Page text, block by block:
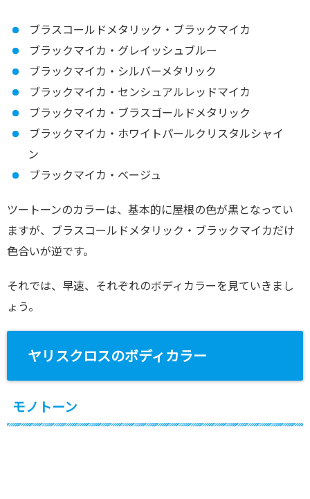
ブラスコールドメタリック・ブラックマイカ
ブラックマイカ・グレイッシュブルー
ブラックマイカ・シルバーメタリック
ブラックマイカ・センシュアルレッドマイカ
ブラックマイカ・ブラスゴールドメタリック
ブラックマイカ・ホワイトパールクリスタルシャイ
ン
ブラックマイカ・ベージュ
ツートーンのカラーは、基本的に屋根の色が黒となってい
ますが、ブラスコールドメタリック・ブラックマイカだけ
色合いが逆です。
それでは、早速、それぞれのボディカラーを見ていきまし
ょう。
ヤリスクロスのボディカラー
モノトーン